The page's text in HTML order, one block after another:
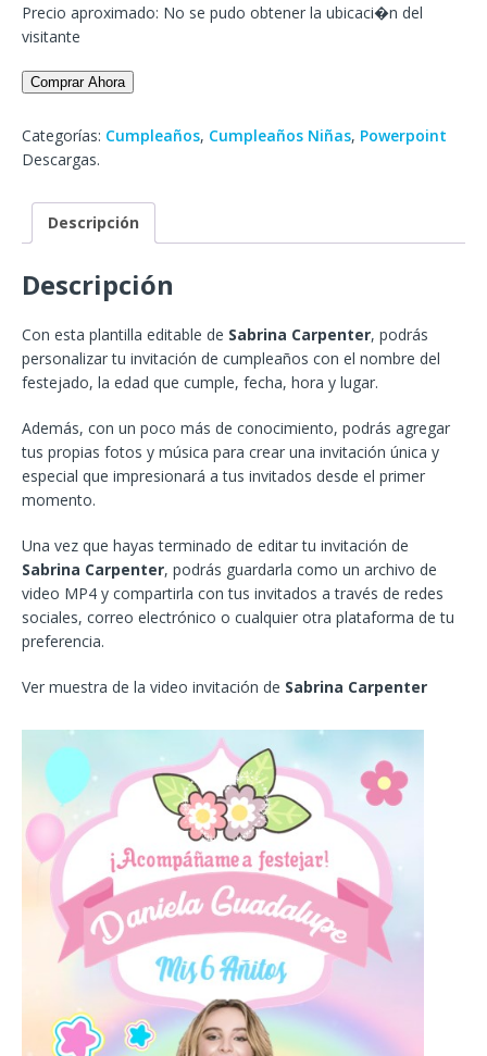
Precio aproximado: No se pudo obtener la ubicaci�n del
visitante
Comprar Ahora
Categorías: Cumpleaños, Cumpleaños Niñas, Powerpoint
Descargas.
Descripción
Descripción
Con esta plantilla editable de Sabrina Carpenter, podrás
personalizar tu invitación de cumpleaños con el nombre del
festejado, la edad que cumple, fecha, hora y lugar.
Además, con un poco más de conocimiento, podrás agregar
tus propias fotos y música para crear una invitación única y
especial que impresionará a tus invitados desde el primer
momento.
Una vez que hayas terminado de editar tu invitación de
Sabrina Carpenter, podrás guardarla como un archivo de
video MP4 y compartirla con tus invitados a través de redes
sociales, correo electrónico o cualquier otra plataforma de tu
preferencia.
Ver muestra de la video invitación de Sabrina Carpenter